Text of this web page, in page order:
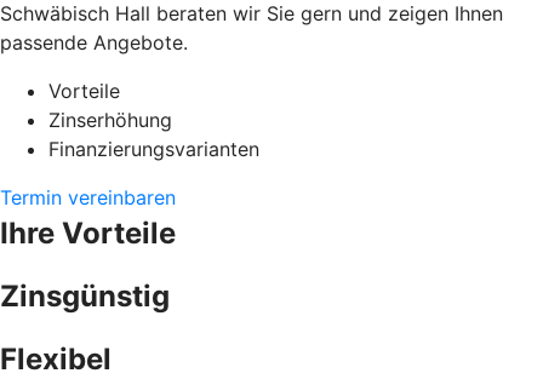
Schwäbisch Hall beraten wir Sie gern und zeigen Ihnen
passende Angebote.
Vorteile
Zinserhöhung
Finanzierungsvarianten
Termin vereinbaren
Ihre Vorteile
Zinsgünstig
Flexibel